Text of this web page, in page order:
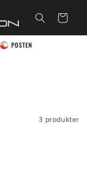
Varukorg
POSTEN
3 produkter